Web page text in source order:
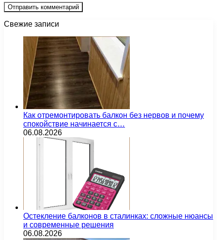
Свежие записи
Как отремонтировать балкон без нервов и почему
спокойствие начинается с…
06.08.2026
Остекление балконов в сталинках: сложные нюансы
и современные решения
06.08.2026